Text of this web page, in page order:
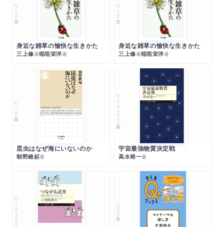
ちくま文庫
身近な雑草の愉快な生きかた
三上修著稲垣栄洋著
ちくま文庫
身近な雑草の愉快な生きかた
三上修著稲垣栄洋著
ちくま新書
昆虫はなぜ海にいないのか
朝野維起著
ちくまプリマー新書
宇宙最強物質決定戦
高水裕一著
ちくまプリマー新書 シリーズ・全集